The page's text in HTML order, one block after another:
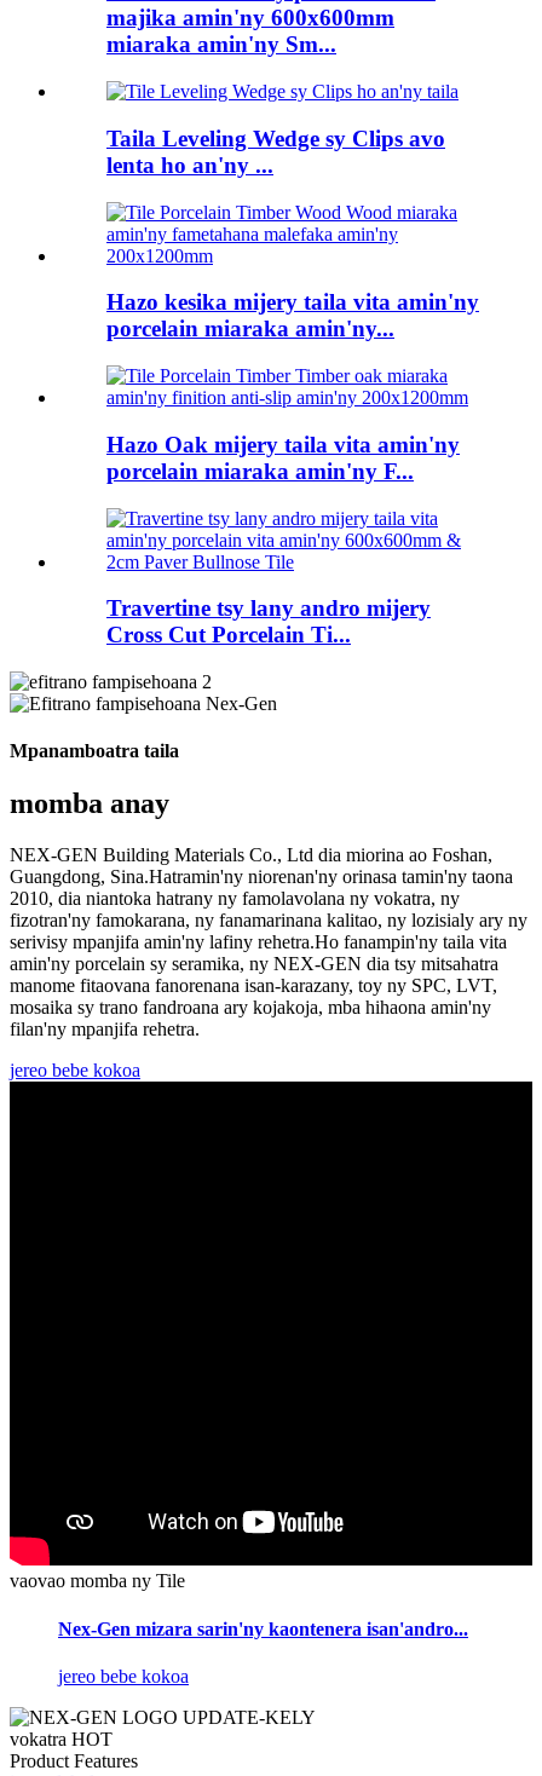
majika amin'ny 600x600mm
miaraka amin'ny Sm...
Taila Leveling Wedge sy Clips avo
lenta ho an'ny ...
Hazo kesika mijery taila vita amin'ny
porcelain miaraka amin'ny...
Hazo Oak mijery taila vita amin'ny
porcelain miaraka amin'ny F...
Travertine tsy lany andro mijery
Cross Cut Porcelain Ti...
Mpanamboatra taila
momba anay
NEX-GEN Building Materials Co., Ltd dia miorina ao Foshan,
Guangdong, Sina.Hatramin'ny niorenan'ny orinasa tamin'ny taona
2010, dia niantoka hatrany ny famolavolana ny vokatra, ny
fizotran'ny famokarana, ny fanamarinana kalitao, ny lozisialy ary ny
serivisy mpanjifa amin'ny lafiny rehetra.Ho fanampin'ny taila vita
amin'ny porcelain sy seramika, ny NEX-GEN dia tsy mitsahatra
manome fitaovana fanorenana isan-karazany, toy ny SPC, LVT,
mosaika sy trano fandroana ary kojakoja, mba hihaona amin'ny
filan'ny mpanjifa rehetra.
jereo bebe kokoa
vaovao momba ny Tile
Nex-Gen mizara sarin'ny kaontenera isan'andro...
jereo bebe kokoa
vokatra HOT
Product Features